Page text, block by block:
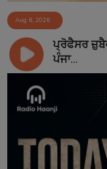
Aug 6, 2026
ਪ੍ਰੋਫੈਸਰ
ਪੰਜਾ...